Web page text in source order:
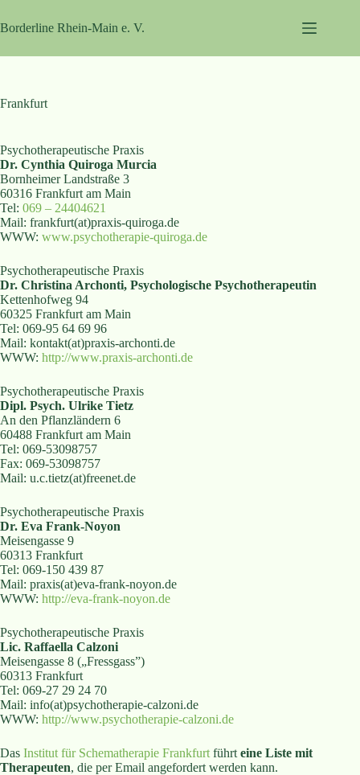
Inhalt
springen
Borderline Rhein-Main e. V.
Frankfurt
Psychotherapeutische Praxis
Dr. Cynthia Quiroga Murcia
Bornheimer Landstraße 3
60316 Frankfurt am Main
Tel: 069 – 24404621
Mail: frankfurt(at)praxis-quiroga.de
WWW: www.psychotherapie-quiroga.de
Psychotherapeutische Praxis
Dr. Christina Archonti, Psychologische Psychotherapeutin
Kettenhofweg 94
60325 Frankfurt am Main
Tel: 069-95 64 69 96
Mail: kontakt(at)praxis-archonti.de
WWW: http://www.praxis-archonti.de
Psychotherapeutische Praxis
Dipl. Psych. Ulrike Tietz
An den Pflanzländern 6
60488 Frankfurt am Main
Tel: 069-53098757
Fax: 069-53098757
Mail: u.c.tietz(at)freenet.de
Psychotherapeutische Praxis
Dr. Eva Frank-Noyon
Meisengasse 9
60313 Frankfurt
Tel: 069-150 439 87
Mail: praxis(at)eva-frank-noyon.de
WWW: http://eva-frank-noyon.de
Psychotherapeutische Praxis
Lic. Raffaella Calzoni
Meisengasse 8 („Fressgass”)
60313 Frankfurt
Tel: 069-27 29 24 70
Mail: info(at)psychotherapie-calzoni.de
WWW: http://www.psychotherapie-calzoni.de
Das Institut für Schematherapie Frankfurt führt eine Liste mit
Therapeuten, die per Email angefordert werden kann.